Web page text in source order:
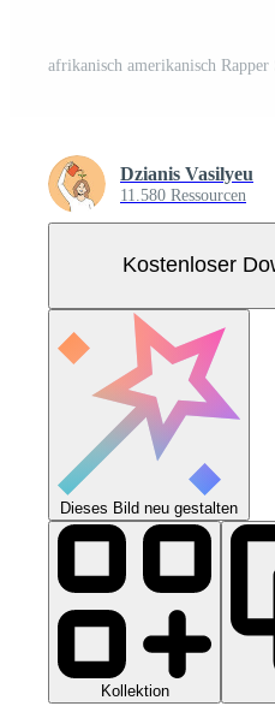
afrikanisch amerikanisch
Dzianis Vasilyeu
11.580 Ressourcen
Kostenloser
Dieses Bild neu gestalten
Kollektion